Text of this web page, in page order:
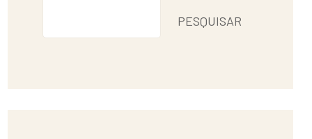
PESQUISAR